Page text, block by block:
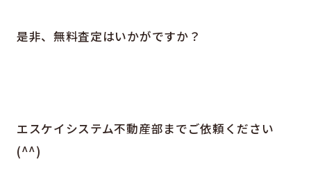
是非、無料査定はいかがですか？
エスケイシステム不動産部までご依頼ください
(^^)